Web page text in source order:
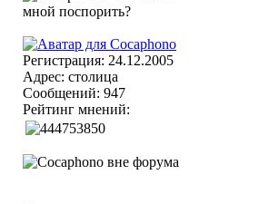
Регистрация: 24.12.2005
Адрес: столица
Сообщений: 947
Рейтинг мнений: